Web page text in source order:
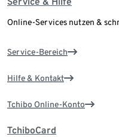
Online-Services nutzen &
Service-Bereich
Hilfe & Kontakt
Tchibo Online-Konto
TchiboCard